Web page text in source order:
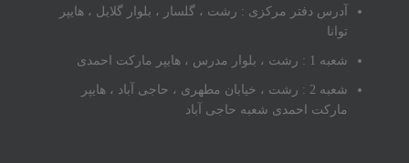
آدرس دفتر مرکزی : رشت ، گلسار ، بلوار گلایل ، هایپر
توانا
شعبه 1 : رشت ، بلوار مدرس ، هایپر مارکت احمدی
شعبه 2 : رشت ، خیابان مطهری ، حاجی آباد ، هایپر
مارکت احمدی شعبه حاجی آباد